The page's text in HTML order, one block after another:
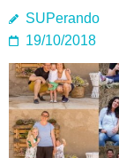
SUPerando
19/10/2018